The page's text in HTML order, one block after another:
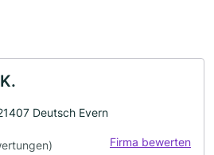
Deutsch Evern
Firma bewerten